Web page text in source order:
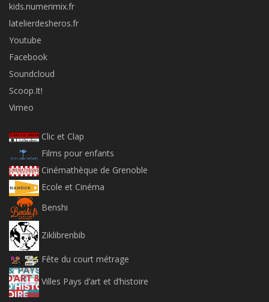
kids.numerimix.fr
latelierdesheros.fr
Youtube
Facebook
Soundcloud
Scoop.It!
Vimeo
Clic et Clap
Films pour enfants
Cinémathèque de Grenoble
Ecole et Cinéma
Benshi
Ziklibrenbib
Fête du court métrage
Villes Pays d’art et d’histoire